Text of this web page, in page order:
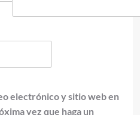
electrónico y sitio web en
vez que haga un